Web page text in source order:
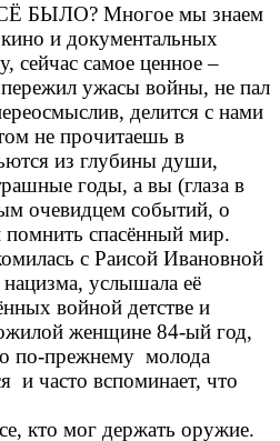
БЫЛО? Многое мы знаем
и документальных
самое ценное –
ужасы войны, не пал
делится с нами
не прочитаешь в
из глубины души,
годы, а вы (глаза в
очевидцем событий, о
помнить спасённый мир.
с Раисой Ивановной
услышала её
войной детстве и
женщине 84-ый год,
по-прежнему молода
и часто вспоминает, что
кто мог держать оружие.